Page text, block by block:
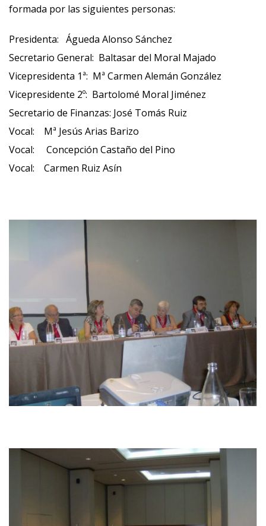
formada por las siguientes personas:
Presidenta: Águeda Alonso Sánchez
Secretario General: Baltasar del Moral Majado
Vicepresidenta 1ª: Mª Carmen Alemán González
Vicepresidente 2º: Bartolomé Moral Jiménez
Secretario de Finanzas: José Tomás Ruiz
Vocal: Mª Jesús Arias Barizo
Vocal: Concepción Castaño del Pino
Vocal: Carmen Ruiz Asín